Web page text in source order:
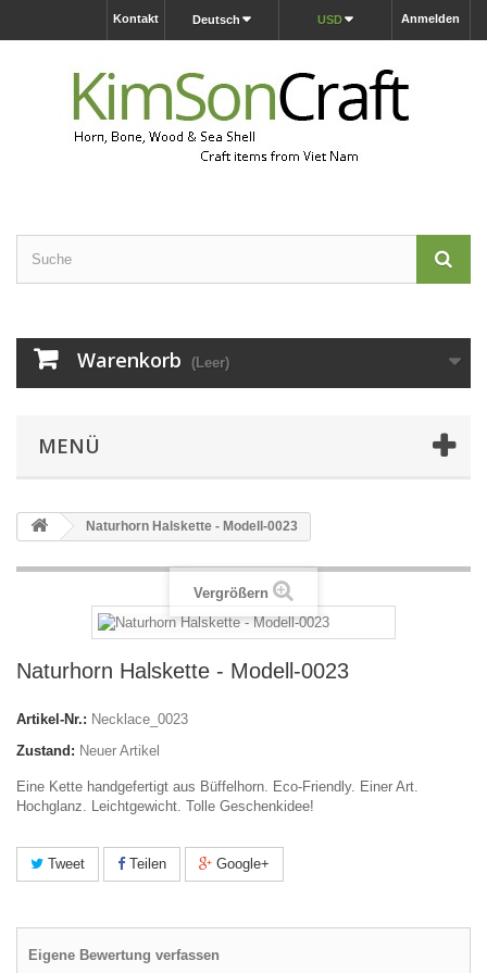
Anmelden
USD
Deutsch
Kontakt
Warenkorb (Leer)
MENÜ
Naturhorn Halskette - Modell-0023
Vergrößern
Naturhorn Halskette - Modell-0023
Artikel-Nr.: Necklace_0023
Zustand: Neuer Artikel
Eine Kette handgefertigt aus Büffelhorn. Eco-Friendly. Einer Art.
Hochglanz. Leichtgewicht. Tolle Geschenkidee!
Tweet Teilen Google+
Eigene Bewertung verfassen